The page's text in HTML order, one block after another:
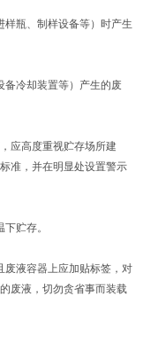
瓶、制样设备等）时产生
冷却装置等）产生的废
应高度重视贮存场所建
准，并在明显处设置警示
贮存。
液容器上应加贴标签，对
废液，切勿贪省事而装载